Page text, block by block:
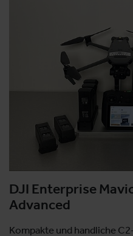
DJI Enterprise
Advanced
Kompakte und handliche